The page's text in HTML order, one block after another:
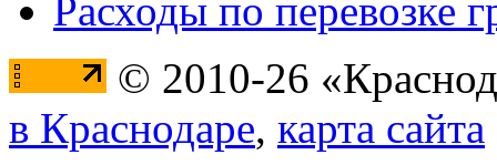
Расходы по перевозке
© 2010-26
в Краснодаре, карта сайта